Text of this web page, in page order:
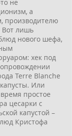
не
а
производителю
лишь
нового шефа,
хек под
Terre Blanche
Или
простое
цесарки с
капустой –
Кристофа